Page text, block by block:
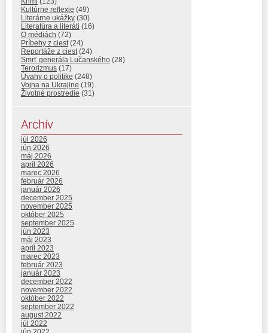
Kultúrne reflexie (49)
Literárne ukážky (30)
Literatúra a literáti (16)
O médiách (72)
Príbehy z ciest (24)
Reportáže z ciest (24)
Smrť generála Lučanského (28)
Terorizmus (17)
Úvahy o politike (248)
Vojna na Ukrajine (19)
Životné prostredie (31)
Archív
júl 2026
jún 2026
máj 2026
apríl 2026
marec 2026
február 2026
január 2026
december 2025
november 2025
október 2025
september 2025
jún 2023
máj 2023
apríl 2023
marec 2023
február 2023
január 2023
december 2022
november 2022
október 2022
september 2022
august 2022
júl 2022